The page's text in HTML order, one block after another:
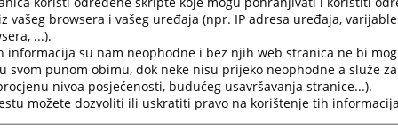
naše web stranice možete pronaći sve neophodne
ovom sudu.
posebno zadovoljstvo ukoliko date vaš komentar,
i pomognete poboljšanje informacijskih usluga
vašeg browsera i vašeg uređaja (npr. IP adresa uređaja,
...).
informacija su nam neophodne i bez njih web stranica ne bi
svom punom obimu, dok neke nisu prijeko neophodne a služe
nivoa posjećenosti, budućeg usavršavanja stranice...).
možete dozvoliti ili uskratiti pravo na korištenje tih